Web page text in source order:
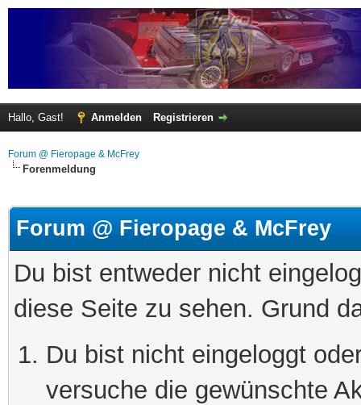
Hallo, Gast! Anmelden Registrieren
Forum @ Fieropage & McFrey
Forenmeldung
Forum @ Fieropage & McFrey
Du bist entweder nicht
diese Seite zu sehen. Grund
Du bist nicht eingeloggt
versuche die gewünschte